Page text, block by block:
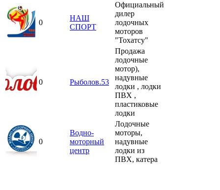
0
НАШ
СПОРТ
Официальный
дилер
лодочных
моторов
"Тохатсу"
0 Рыболов.53
Продажа
лодочные
мотор),
надувные
лодки , лодки
ПВХ ,
пластиковые
лодки
0
Водно-
моторный
центр
Лодочные
моторы,
надувные
лодки из
ПВХ, катера